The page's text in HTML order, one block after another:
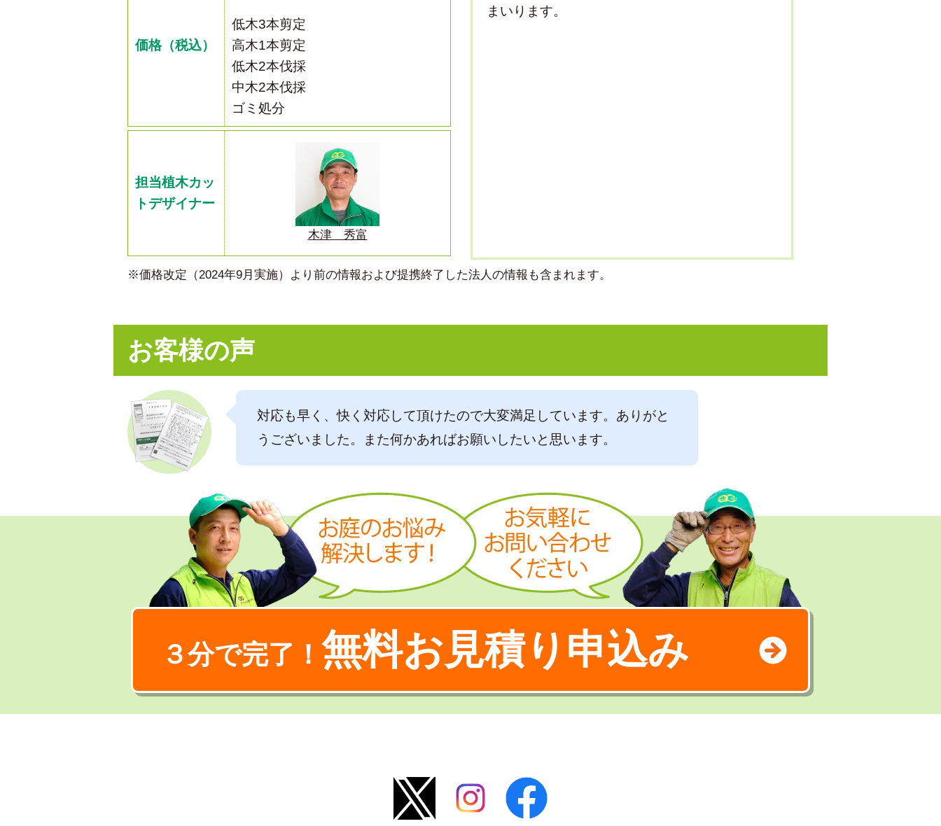
価格（税込）
低木3本剪定
高木1本剪定
低木2本伐採
中木2本伐採
ゴミ処分
担当植木カッ
トデザイナー
木津 秀富
まいります。
※価格改定（2024年9月実施）より前の情報および提携終了した法人の情報も含まれます。
お客様の声
対応も早く、快く対応して頂けたので大変満足しています。ありがと
うございました。また何かあればお願いしたいと思います。
３分で完了！ 無料お見積り申込み